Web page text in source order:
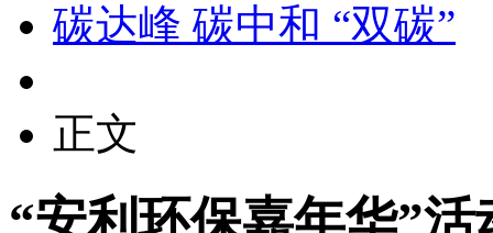
碳达峰 碳中和 “双碳”
正文
“安利环保嘉年华”